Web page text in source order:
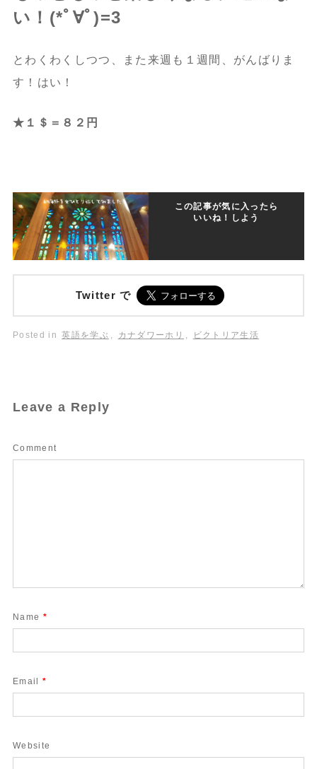
い！(*ﾟ∀ﾟ)=3
とわくわくしつつ、また来週も１週間、がんばりま
す！はい！
★１＄＝８２円
この記事が気に入ったら
いいね！しよう
Twitter で
Posted in 英語を学ぶ , カナダワーホリ , ビクトリア生活
Leave a Reply
Comment
Name *
Email *
Website